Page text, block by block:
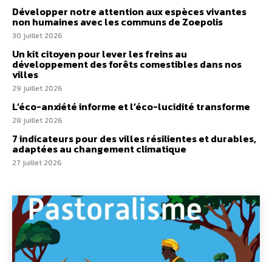
Développer notre attention aux espèces vivantes
non humaines avec les communs de Zoepolis
30 juillet 2026
Un kit citoyen pour lever les freins au
développement des forêts comestibles dans nos
villes
29 juillet 2026
L’éco-anxiété informe et l’éco-lucidité transforme
28 juillet 2026
7 indicateurs pour des villes résilientes et durables,
adaptées au changement climatique
27 juillet 2026